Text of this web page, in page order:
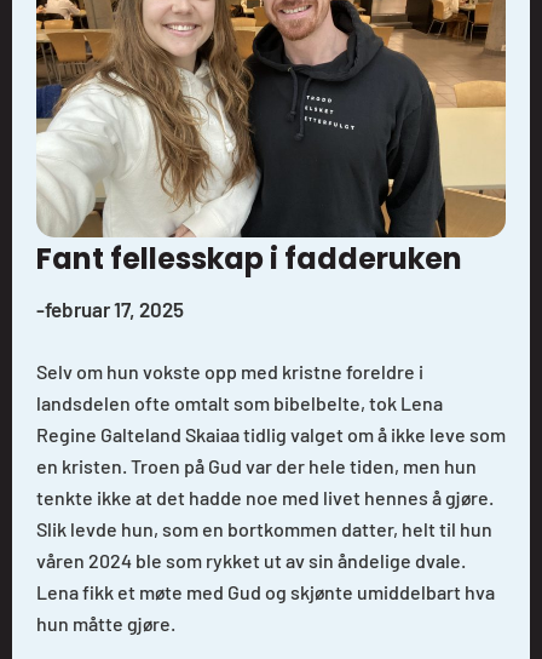
Fant fellesskap i fadderuken
-februar 17, 2025
Selv om hun vokste opp med kristne foreldre i
landsdelen ofte omtalt som bibelbelte, tok Lena
Regine Galteland Skaiaa tidlig valget om å ikke leve som
en kristen. Troen på Gud var der hele tiden, men hun
tenkte ikke at det hadde noe med livet hennes å gjøre.
Slik levde hun, som en bortkommen datter, helt til hun
våren 2024 ble som rykket ut av sin åndelige dvale.
Lena fikk et møte med Gud og skjønte umiddelbart hva
hun måtte gjøre.